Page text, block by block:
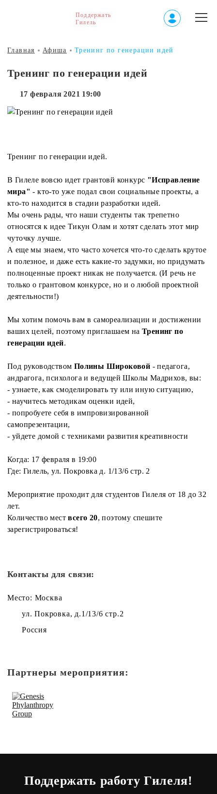
Поддержать
Гилель
Главная Афиша Тренинг по генерации идей
Тренинг по генерации идей
17 февраля 2021 19:00
Тренинг по генерации идей.
В Гилеле вовсю идет грантовй конкурс "Исправление
мира" - кто-то уже подал свои социальные проекты, а
кто-то находится в стадии разработки идей.
Мы очень рады, что наши студенты так трепетно
относятся к идее Тикун Олам и хотят сделать этот мир
чуточку лучше.
А еще мы знаем, что часто хочется что-то сделать крутое
и полезное, и даже есть какие-то задумки, но придумать
полноценные проект никак не получается. (И речь не
только о грантовом конкурсе, но и о любой проектной
деятельности!)
Мы хотим помочь вам в самореализации и достижении
ваших целей, поэтому приглашаем на Тренинг по
генерации идей.
Под руководством Полины Широковой - педагога,
андрагога, психолога и ведущей Школы Мадрихов, вы:
- узнаете, как смоделировать ту или иную ситуацию,
- научитесь методикам оценки идей,
- попробуете себя в импровизированной
самопрезентации,
- уйдете домой с техниками развития креативности
Когда: 17 февраля в 19:00
Где: Гилель, ул. Покровка д. 1/13/6 стр. 2
Мероприятие проходит для студентов Гилеля от 18 до 32
лет.
Количество мествсего 20, поэтому спешите
зарегистрироваться!
Контакты для связи:
Место: Москва
ул. Покровка, д.1/13/6 стр.2
Россия
Партнеры мероприятия:
Поддержать работу Гилеля!